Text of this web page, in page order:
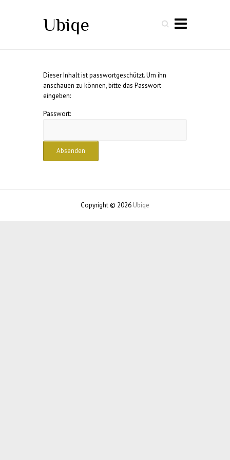
Search
Ubiqe
Dieser Inhalt ist passwortgeschützt. Um ihn
anschauen zu können, bitte das Passwort
eingeben:
Passwort:
Copyright © 2026 Ubiqe